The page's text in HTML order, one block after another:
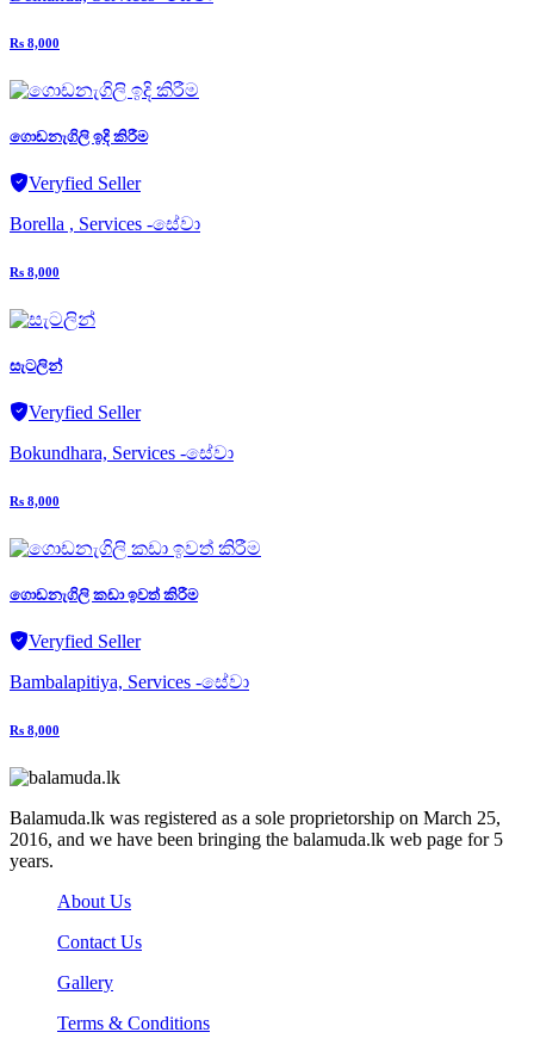
Rs 8,000
ගොඩනැගිලි ඉදි කිරීම
Veryfied Seller
Borella , Services -සේවා
Rs 8,000
සැටලින්
Veryfied Seller
Bokundhara, Services -සේවා
Rs 8,000
ගොඩනැගිලි කඩා ඉවත් කිරීම
Veryfied Seller
Bambalapitiya, Services -සේවා
Rs 8,000
Balamuda.lk was registered as a sole proprietorship on March 25,
2016, and we have been bringing the balamuda.lk web page for 5
years.
About Us
Contact Us
Gallery
Terms & Conditions